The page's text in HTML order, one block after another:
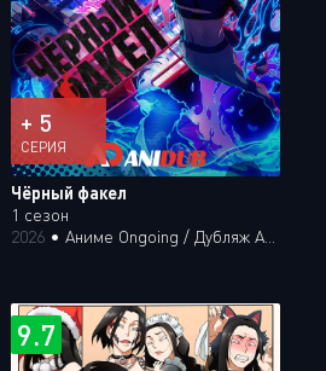
+ 5
СЕРИЯ
Чёрный факел
1 сезон
2026 •Аниме Ongoing / Дубляж Анидаба
9.7